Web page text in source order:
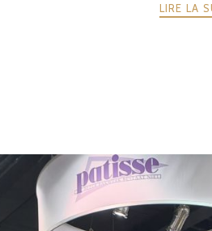
LIRE LA